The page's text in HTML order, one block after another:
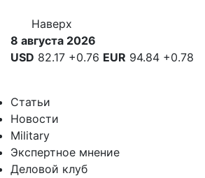
Наверх
8 августа 2026
USD 82.17 +0.76 EUR 94.84 +0.78
Статьи
Новости
Military
Экспертное мнение
Деловой клуб